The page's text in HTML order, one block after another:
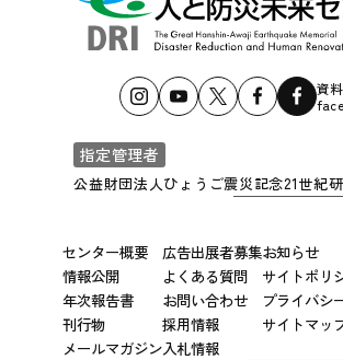
資
指定管理者
公益財団法人ひょうご震災記念21世紀
センター概要
情報公開
年次報告書
刊行物
メールマガジン
広告出展者募集
よくある質問
お問い合わせ
採用情報
入札情報
お知らせ
サイトポリ
プライバシ
サイトマッ